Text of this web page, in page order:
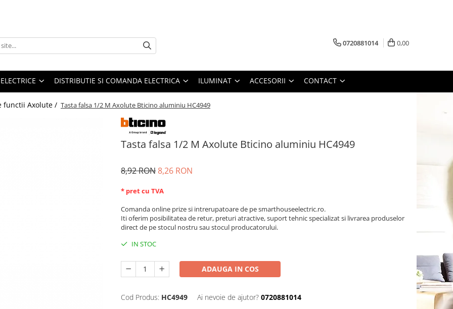
0720881014 0,00
DISTRIBUTIE SI COMANDA ELECTRICA ILUMINAT ACCESORII CONTACT
functii Axolute / Tasta falsa 1/2 M Axolute Bticino aluminiu HC4949
Tasta falsa 1/2 M Axolute Bticino aluminiu HC4949
8,92 RON8,26 RON
* pret cu TVA
Comanda online prize si intrerupatoare de pe smarthouseelectric.ro.
Iti oferim posibilitatea de retur, preturi atractive, suport tehnic specializat si livrarea produselor
direct de pe stocul nostru sau stocul producatorului.
IN STOC
ADAUGA IN COS
Cod Produs: HC4949 Ai nevoie de ajutor? 0720881014